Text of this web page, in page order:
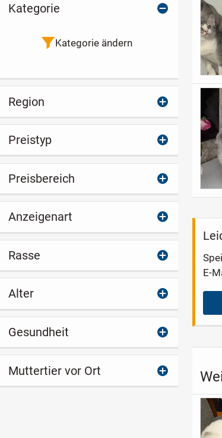
E-
Kategorie
Kategorie ändern
Region
Preistyp
Preisbereich
Anzeigenart
Rasse
Alter
Gesundheit
Muttertier vor Ort